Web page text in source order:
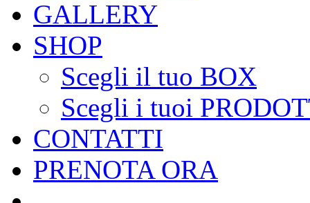
GALLERY
SHOP
Scegli il tuo BOX
Scegli i tuoi
CONTATTI
PRENOTA ORA